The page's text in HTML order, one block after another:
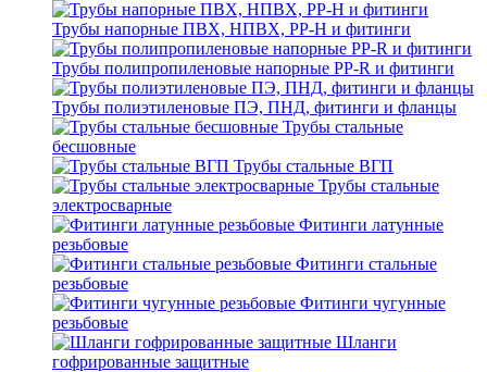
Трубы напорные ПВХ, НПВХ, PP-H и фитинги
Трубы полипропиленовые напорные PP-R и фитинги
Трубы полиэтиленовые ПЭ, ПНД, фитинги и фланцы
Трубы стальные
бесшовные
Трубы стальные ВГП
Трубы стальные
электросварные
Фитинги латунные
резьбовые
Фитинги стальные
резьбовые
Фитинги чугунные
резьбовые
Шланги
гофрированные защитные